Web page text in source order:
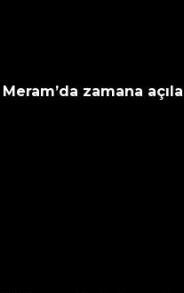
Meram’da zamana